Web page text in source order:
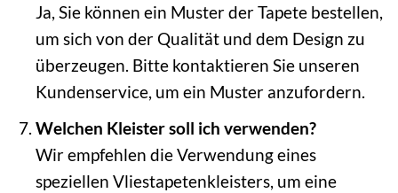
Ja, Sie können ein Muster der Tapete bestellen,
um sich von der Qualität und dem Design zu
überzeugen. Bitte kontaktieren Sie unseren
Kundenservice, um ein Muster anzufordern.
Welchen Kleister soll ich verwenden?
Wir empfehlen die Verwendung eines
speziellen Vliestapetenkleisters, um eine